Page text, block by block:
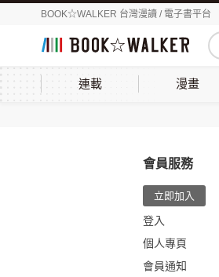
BOOK☆WALKER 台灣漫讀 / 電子書平台
連載 漫畫
會員服務
立即加入
登入
個人專頁
會員通知